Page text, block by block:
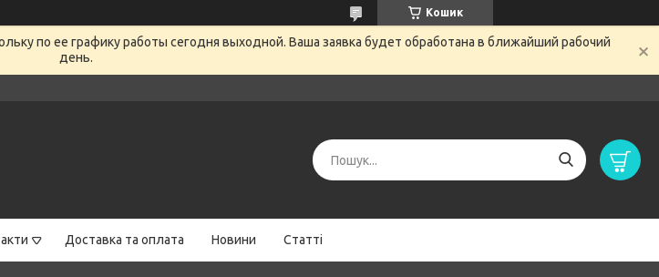
Кошик
по ее графику работы сегодня выходной. Ваша заявка будет обработана в ближайший рабочий
день.
Доставка та оплата Новини Статті